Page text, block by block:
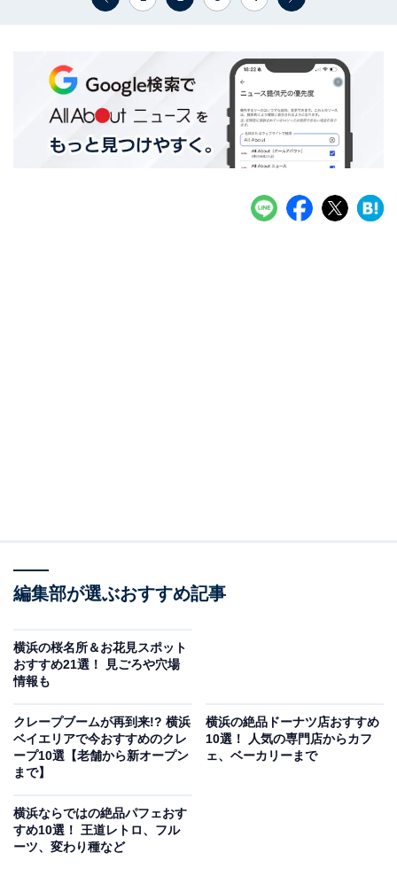
編集部が選ぶおすすめ記事
横浜の桜名所＆お花見スポット
おすすめ21選！ 見ごろや穴場
情報も
クレープブームが再到来!? 横浜
ベイエリアで今おすすめのクレ
ープ10選【老舗から新オープン
まで】
横浜の絶品ドーナツ店おすすめ
10選！ 人気の専門店からカフ
ェ、ベーカリーまで
横浜ならではの絶品パフェおす
すめ10選！ 王道レトロ、フル
ーツ、変わり種など